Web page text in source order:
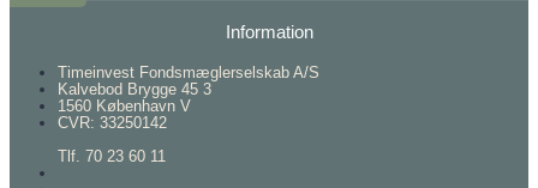
Information
Timeinvest Fondsmæglerselskab A/S
Kalvebod Brygge 45 3
1560 København V
CVR: 33250142
Tlf. 70 23 60 11